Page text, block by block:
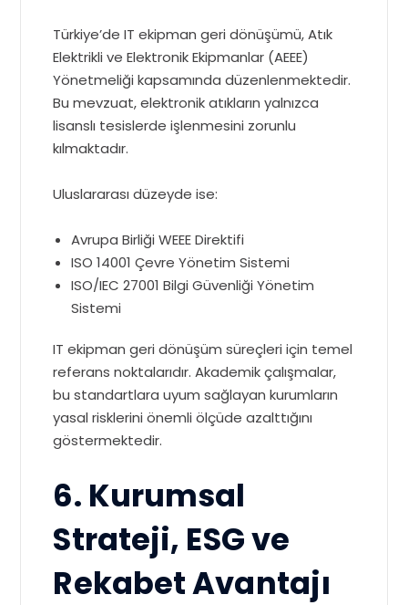
Türkiye’de IT ekipman geri dönüşümü, Atık
Elektrikli ve Elektronik Ekipmanlar (AEEE)
Yönetmeliği kapsamında düzenlenmektedir.
Bu mevzuat, elektronik atıkların yalnızca
lisanslı tesislerde işlenmesini zorunlu
kılmaktadır.
Uluslararası düzeyde ise:
Avrupa Birliği WEEE Direktifi
ISO 14001 Çevre Yönetim Sistemi
ISO/IEC 27001 Bilgi Güvenliği Yönetim
Sistemi
IT ekipman geri dönüşüm süreçleri için temel
referans noktalarıdır. Akademik çalışmalar,
bu standartlara uyum sağlayan kurumların
yasal risklerini önemli ölçüde azalttığını
göstermektedir.
6. Kurumsal
Strateji, ESG ve
Rekabet Avantajı